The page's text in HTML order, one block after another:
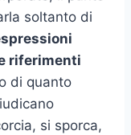
soltanto di
riferimenti
di quanto
si sporca,